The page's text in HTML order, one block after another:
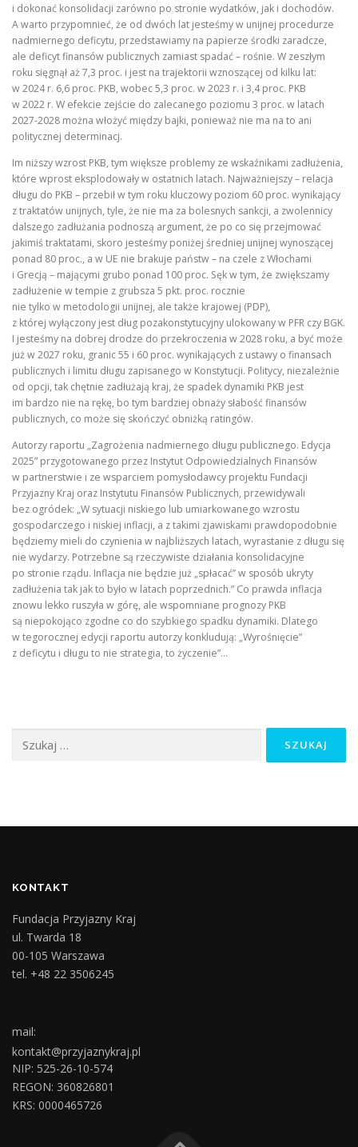
i dokonać konsolidacji zarówno po stronie wydatków, jak i dochodów.
A warto przypomnieć, że od dwóch lat jesteśmy w unijnej procedurze
nadmiernego deficytu, przedstawiamy na papierze środki zaradcze,
ale deficyt finansów publicznych zamiast spadać – rośnie. W zeszłym
roku sięgnął aż 7,3 proc. i jest na trajektorii wznoszącej od kilku lat:
w 2024 r. 6,6 proc. PKB, wobec 5,3 proc. w 2023 r. i 3,4 proc. PKB
w 2022 r. W efekcie zejście do zalecanego poziomu 3 proc. w latach
2027-2028 można włożyć między bajki, ponieważ nie ma na to ani
politycznej determinacj.
Im niższy wzrost PKB, tym większe problemy ze wskaźnikami zadłużenia,
które wprost eksplodowały w ostatnich latach. Najważniejszy – relacja
długu do PKB – przebił w tym roku kluczowy poziom 60 proc. wynikający
z traktatów unijnych, tyle, że nie ma za bolesnych sankcji, a zwolennicy
dalszego zadłużania podnoszą argument, że po co się przejmować
jakimiś traktatami, skoro jesteśmy poniżej średniej unijnej wynoszącej
ponad 80 proc., a w UE nie brakuje państw – na czele z Włochami
i Grecją – mającymi grubo ponad 100 proc. Sęk w tym, że zwiększamy
zadłużenie w tempie z grubsza 5 pkt. proc. rocznie
nie tylko w metodologii unijnej, ale także krajowej (PDP),
z której wyłączony jest dług pozakonstytucyjny ulokowany w PFR czy BGK.
I jesteśmy na dobrej drodze do przekroczenia w 2028 roku, a być może
już w 2027 roku, granic 55 i 60 proc. wynikających z ustawy o finansach
publicznych i limitu długu zapisanego w Konstytucji. Politycy, niezależnie
od opcji, tak chętnie zadłużają kraj, że spadek dynamiki PKB jest
im bardzo nie na rękę, bo tym bardziej obnaży słabość finansów
publicznych, co może się skończyć obniżką ratingów.
Autorzy raportu „Zagrożenia nadmiernego długu publicznego. Edycja
2025” przygotowanego przez Instytut Odpowiedzialnych Finansów
w partnerstwie i ze wsparciem pomysłodawcy projektu Fundacji
Przyjazny Kraj oraz Instytutu Finansów Publicznych, przewidywali
bez ogródek: „W sytuacji niskiego lub umiarkowanego wzrostu
gospodarczego i niskiej inflacji, a z takimi zjawiskami prawdopodobnie
będziemy mieli do czynienia w najbliższych latach, wyrastanie z długu się
nie wydarzy. Potrzebne są rzeczywiste działania konsolidacyjne
po stronie rządu. Inflacja nie będzie już „spłacać” w sposób ukryty
zadłużenia tak jak to było w latach poprzednich.” Co prawda inflacja
znowu lekko ruszyła w górę, ale wspomniane prognozy PKB
są niepokojąco zgodne co do szybkiego spadku dynamiki. Dlatego
w tegorocznej edycji raportu autorzy konkludują: „Wyrośnięcie”
z deficytu i długu to nie strategia, to życzenie”…
KONTAKT
Fundacja Przyjazny Kraj
ul. Twarda 18
00-105 Warszawa
tel. +48 22 3506245
mail:
kontakt@przyjaznykraj.pl
NIP: 525-26-10-574
REGON: 360826801
KRS: 0000465726